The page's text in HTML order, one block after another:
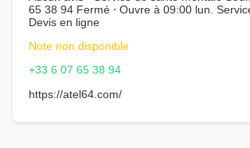
65 38 94 Fermé ⋅ Ouvre à 09:00 lun.
Devis en ligne
Note non disponible
+33 6 07 65 38 94
https://atel64.com/